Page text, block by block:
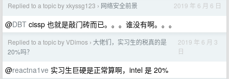
Replied to a topic by xkyssg123 › 网络安全前景 2019 年 6 月 6 日
@DBT cissp 也就是敲门砖而已。。。谁没有啊。。。
Replied to a topic by VDimos › 大佬们，实习生的税真的是
20%吗？
2019 年 6 月 3
日
@reactna1ve 实习生巨硬是正常算啊，intel 是 20%